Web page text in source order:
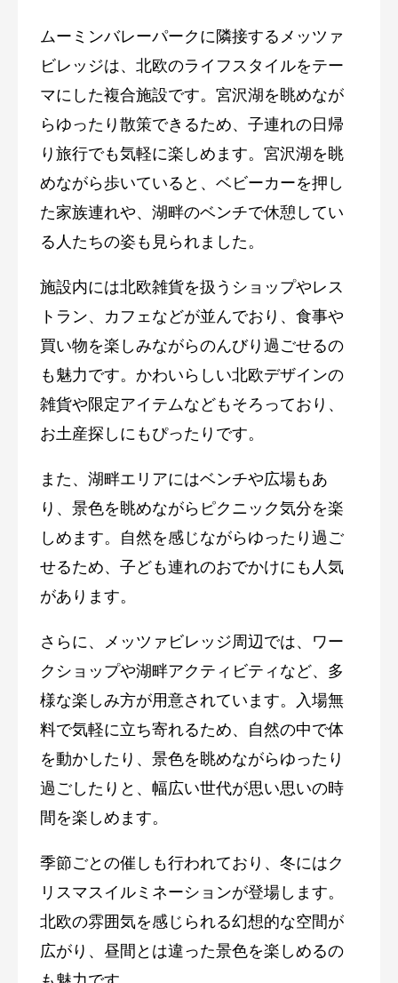
ムーミンバレーパークに隣接するメッツァ
ビレッジは、北欧のライフスタイルをテー
マにした複合施設です。宮沢湖を眺めなが
らゆったり散策できるため、子連れの日帰
り旅行でも気軽に楽しめます。宮沢湖を眺
めながら歩いていると、ベビーカーを押し
た家族連れや、湖畔のベンチで休憩してい
る人たちの姿も見られました。
施設内には北欧雑貨を扱うショップやレス
トラン、カフェなどが並んでおり、食事や
買い物を楽しみながらのんびり過ごせるの
も魅力です。かわいらしい北欧デザインの
雑貨や限定アイテムなどもそろっており、
お土産探しにもぴったりです。
また、湖畔エリアにはベンチや広場もあ
り、景色を眺めながらピクニック気分を楽
しめます。自然を感じながらゆったり過ご
せるため、子ども連れのおでかけにも人気
があります。
さらに、メッツァビレッジ周辺では、ワー
クショップや湖畔アクティビティなど、多
様な楽しみ方が用意されています。入場無
料で気軽に立ち寄れるため、自然の中で体
を動かしたり、景色を眺めながらゆったり
過ごしたりと、幅広い世代が思い思いの時
間を楽しめます。
季節ごとの催しも行われており、冬にはク
リスマスイルミネーションが登場します。
北欧の雰囲気を感じられる幻想的な空間が
広がり、昼間とは違った景色を楽しめるの